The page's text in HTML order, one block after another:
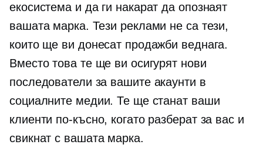
екосистема и да ги накарат да опознаят
вашата марка. Тези реклами не са тези,
които ще ви донесат продажби веднага.
Вместо това те ще ви осигурят нови
последователи за вашите акаунти в
социалните медии. Те ще станат ваши
клиенти по-късно, когато разберат за вас и
свикнат с вашата марка.